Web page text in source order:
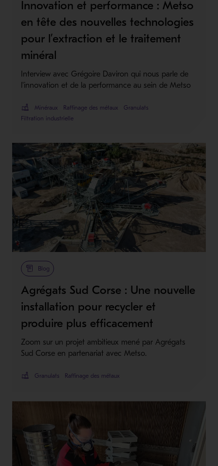
Innovation et performance : Metso
en tête des nouvelles technologies
pour l’extraction et le traitement
minéral
Interview avec Grégoire Daviron qui nous parle de
l'innovation et de la performance au sein de Metso
Minéraux Raffinage des métaux
Granulats
Filtration industrielle
Blog
Agrégats Sud Corse : Une nouvelle
installation pour recycler et
produire plus efficacement
Zoom sur un projet ambitieux mené par Agrégats
Sud Corse en partenariat avec Metso.
Granulats Raffinage des métaux